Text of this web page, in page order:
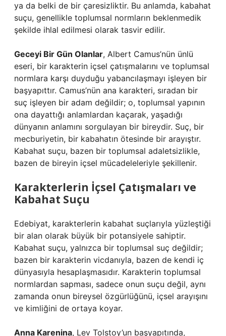
ya da belki de bir çaresizliktir. Bu anlamda, kabahat
suçu, genellikle toplumsal normların beklenmedik
şekilde ihlal edilmesi olarak tasvir edilir.
Geceyi Bir Gün Olanlar, Albert Camus’nün ünlü
eseri, bir karakterin içsel çatışmalarını ve toplumsal
normlara karşı duyduğu yabancılaşmayı işleyen bir
başyapıttır. Camus’nün ana karakteri, sıradan bir
suç işleyen bir adam değildir; o, toplumsal yapının
ona dayattığı anlamlardan kaçarak, yaşadığı
dünyanın anlamını sorgulayan bir bireydir. Suç, bir
mecburiyetin, bir kabahatın ötesinde bir arayıştır.
Kabahat suçu, bazen bir toplumsal adaletsizlikle,
bazen de bireyin içsel mücadeleleriyle şekillenir.
Karakterlerin İçsel Çatışmaları ve
Kabahat Suçu
Edebiyat, karakterlerin kabahat suçlarıyla yüzleştiği
bir alan olarak büyük bir potansiyele sahiptir.
Kabahat suçu, yalnızca bir toplumsal suç değildir;
bazen bir karakterin vicdanıyla, bazen de kendi iç
dünyasıyla hesaplaşmasıdır. Karakterin toplumsal
normlardan sapması, sadece onun suçu değil, aynı
zamanda onun bireysel özgürlüğünü, içsel arayışını
ve kimliğini de ortaya koyar.
Anna Karenina, Lev Tolstoy’un başyapıtında,